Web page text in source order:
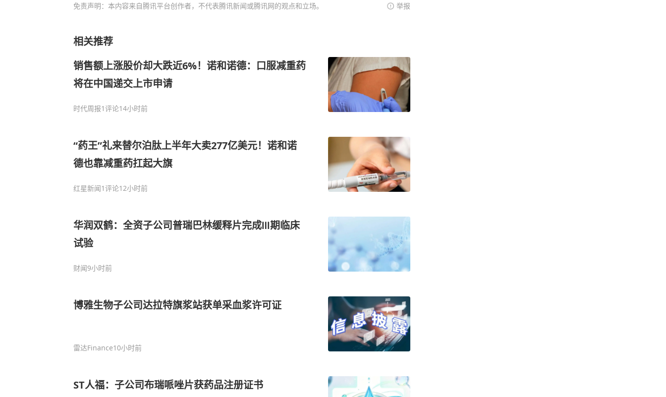
免责声明：本内容来自腾讯平台创作者，不代表腾讯新闻或腾讯网的观点和立场。 举报
相关推荐
销售额上涨股价却大跌近6%！诺和诺德：口服减重药
将在中国递交上市申请
时代周报1评论14小时前
“药王”礼来替尔泊肽上半年大卖277亿美元！诺和诺
德也靠减重药扛起大旗
红星新闻1评论12小时前
华润双鹤：全资子公司普瑞巴林缓释片完成Ⅲ期临床
试验
财闻9小时前
博雅生物子公司达拉特旗浆站获单采血浆许可证
雷达Finance10小时前
ST人福：子公司布瑞哌唑片获药品注册证书